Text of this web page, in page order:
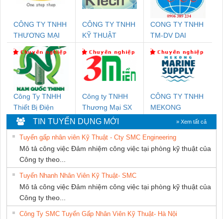
CÔNG TY TNHH
THƯƠNG MẠI
THIÊN ÂN VIỆT
NAM
CÔNG TY TNHH
KỸ THUẬT
NAM
CONG TY TNHH
TM-DV DAI
Công Ty TNHH
Thiết Bị Điện
Nam Quốc Thịnh
Công ty TNHH
Thương Mại SX
Ba Miền
CÔNG TY TNHH
MEKONG
SUPPLY
TIN TUYỂN DỤNG MỚI » Xem tất cả
Tuyển gấp nhân viên Kỹ Thuật - Cty SMC Engineering
Mô tả công việc Đảm nhiệm công việc tại phòng kỹ thuật của
Công ty theo...
Tuyển Nhanh Nhân Viên Kỹ Thuật- SMC
Mô tả công việc Đảm nhiệm công việc tại phòng kỹ thuật của
Công ty theo...
Công Ty SMC Tuyển Gấp Nhân Viên Kỹ Thuật- Hà Nội